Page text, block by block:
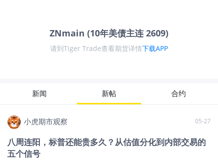
ZNmain (10年美债主连 2609)
请到Tiger Trade查看期货详情下载APP
新闻 新帖 合约
小虎期市观察 05-27
八周连阳，标普还能贵多久？从估值分化到内部交易的
五个信号